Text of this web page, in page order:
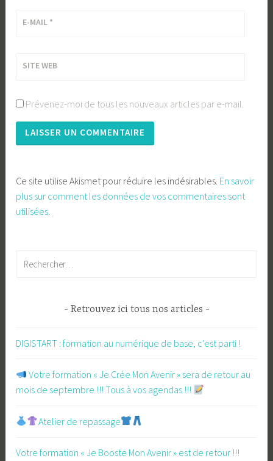
E-MAIL *
SITE WEB
Prévenez-moi de tous les nouveaux articles par e-mail.
Ce site utilise Akismet pour réduire les indésirables. En savoir
plus sur comment les données de vos commentaires sont
utilisées
Retrouvez ici tous nos articles
DIGISTART : formation au numérique de base, c’est parti !
​ Votre formation « Je Crée Mon Avenir » sera de retour au
mois de septembre !!! Tous à vos agendas !!!
Atelier de repassage​
Votre formation « Je Booste Mon Avenir » est de retour !!!